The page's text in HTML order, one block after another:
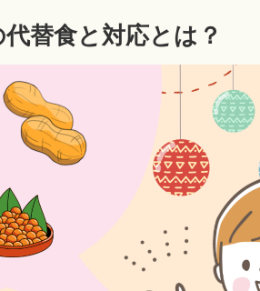
替食と対応とは？